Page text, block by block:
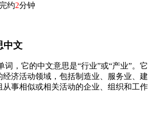
约2分钟
中文
词，它的中文意思是“行业”或“产业”。它
济活动领域，包括制造业、服务业、建
从事相似或相关活动的企业、组织和工作